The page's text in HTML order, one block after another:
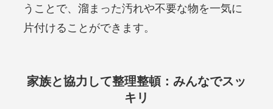
うことで、溜まった汚れや不要な物を一気に
片付けることができます。
家族と協力して整理整頓：みんなでスッ
キリ